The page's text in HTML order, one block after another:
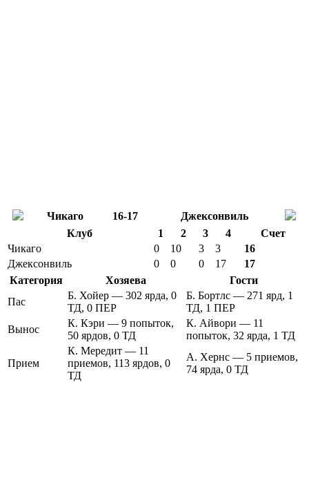
Чикаго 16-17
Джексонвиль
Клуб
1 2 3 4
Счет
Чикаго
0 10 3 3
16
Джексонвиль
0 0 0 17
17
Категория
Хозяева
Гости
Пас
Б. Хойер — 302 ярда, 0
ТД, 0 ПЕР
Б. Бортлс — 271 ярд, 1
ТД, 1 ПЕР
Вынос
К. Кэри — 9 попыток,
50 ярдов, 0 ТД
К. Айвори — 11
попыток, 32 ярда, 1 ТД
Прием
К. Мередит — 11
приемов, 113 ярдов, 0
ТД
А. Хернс — 5 приемов,
74 ярда, 0 ТД